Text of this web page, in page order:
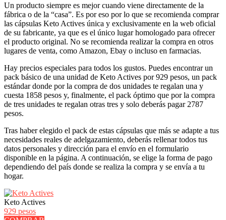
Un producto siempre es mejor cuando viene directamente de la
fábrica o de la “casa”. Es por eso por lo que se recomienda comprar
las cápsulas Keto Actives única y exclusivamente en la web oficial
de su fabricante, ya que es el único lugar homologado para ofrecer
el producto original. No se recomienda realizar la compra en otros
lugares de venta, como Amazon, Ebay o incluso en farmacias.
Hay precios especiales para todos los gustos. Puedes encontrar un
pack básico de una unidad de Keto Actives por 929 pesos, un pack
estándar donde por la compra de dos unidades te regalan una y
cuesta 1858 pesos y, finalmente, el pack óptimo que por la compra
de tres unidades te regalan otras tres y solo deberás pagar 2787
pesos.
Tras haber elegido el pack de estas cápsulas que más se adapte a tus
necesidades reales de adelgazamiento, deberás rellenar todos tus
datos personales y dirección para el envío en el formulario
disponible en la página. A continuación, se elige la forma de pago
dependiendo del país donde se realiza la compra y se envía a tu
hogar.
Keto Actives
929 pesos